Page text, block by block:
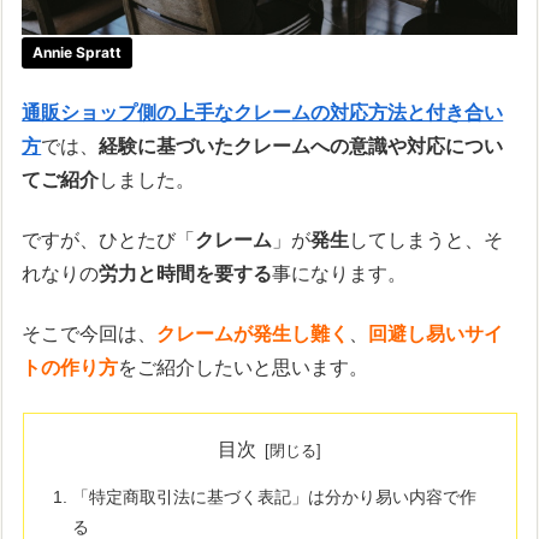
Annie Spratt
通販ショップ側の上手なクレームの対応方法と付き合い
方では、経験に基づいたクレームへの意識や対応につい
てご紹介しました。
ですが、ひとたび「 クレーム 」が発生 してしまうと、そ
れなりの労力と時間を要する事になります。
そこで今回は、 クレームが発生し難く 、
回避し易いサイ
トの作り方をご紹介したいと思います。
目次
「特定商取引法に基づく表記」は分かり易い内容で作
る